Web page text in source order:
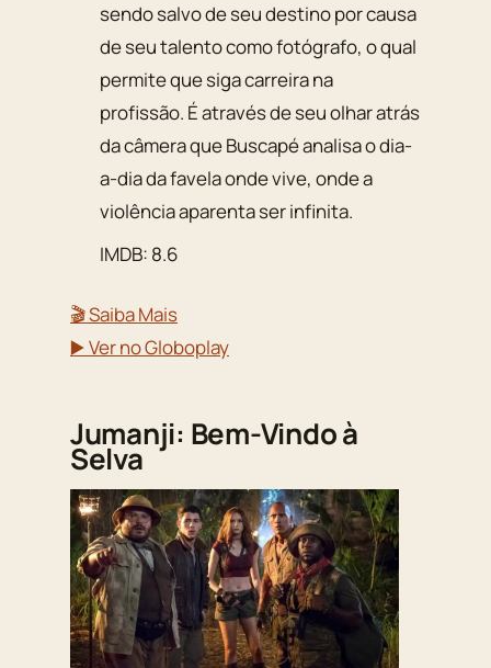
sendo salvo de seu destino por causa
de seu talento como fotógrafo, o qual
permite que siga carreira na
profissão. É através de seu olhar atrás
da câmera que Buscapé analisa o dia-
a-dia da favela onde vive, onde a
violência aparenta ser infinita.
IMDB: 8.6
🎬 Saiba Mais
▶️ Ver no Globoplay
Jumanji: Bem-Vindo à
Selva